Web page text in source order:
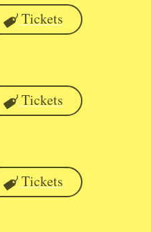
Tickets
Tickets
Tickets